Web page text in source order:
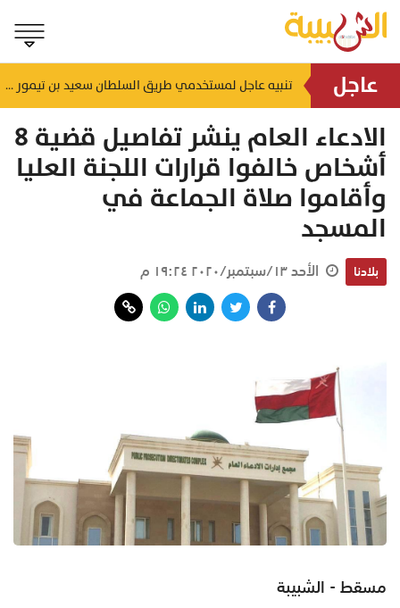
عاجل منذ ساعتين تنبيه عاجل لمستخدمي طريق السلطان سعيد بن تيمور
الادعاء العام ينشر تفاصيل قضية 8
أشخاص خالفوا قرارات اللجنة العليا
وأقاموا صلاة الجماعة في
المسجد
بلادنا الأحد ١٣/سبتمبر/٢٠٢٠ ١٩:٢٤ م
مسقط - الشبيبة